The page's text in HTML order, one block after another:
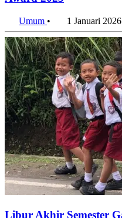
Umum• 1 Januari 2026